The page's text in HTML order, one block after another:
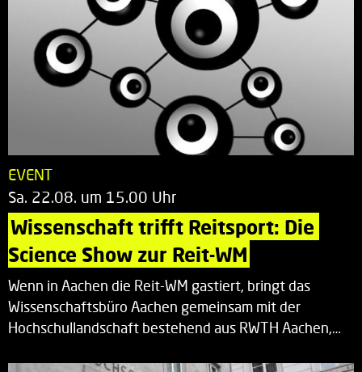
EVENT
Sa. 22.08. um 15.00 Uhr
Wissenschaft trifft Reitsport: Die
Science Show zur Reit-WM
Wenn in Aachen die Reit-WM gastiert, bringt das
Wissenschaftsbüro Aachen gemeinsam mit der
Hochschullandschaft bestehend aus RWTH Aachen,…